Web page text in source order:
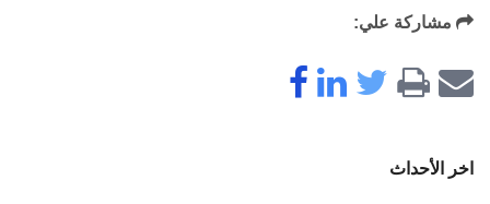
مشاركة علي:
اخر الأحداث